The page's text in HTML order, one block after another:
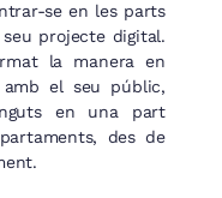
se en les parts
projecte digital.
la manera en
el seu públic,
en una part
des de